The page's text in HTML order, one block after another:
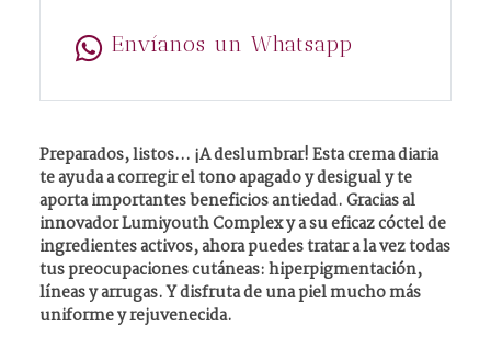
Envíanos un Whatsapp
Preparados, listos... ¡A deslumbrar! Esta crema diaria
te ayuda a corregir el tono apagado y desigual y te
aporta importantes beneficios antiedad. Gracias al
innovador Lumiyouth Complex y a su eficaz cóctel de
ingredientes activos, ahora puedes tratar a la vez todas
tus preocupaciones cutáneas: hiperpigmentación,
líneas y arrugas. Y disfruta de una piel mucho más
uniforme y rejuvenecida.